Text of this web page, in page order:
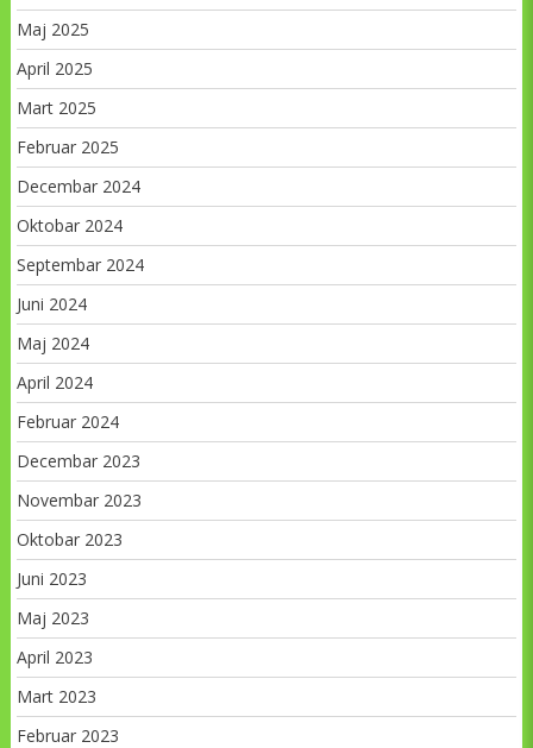
Maj 2025
April 2025
Mart 2025
Februar 2025
Decembar 2024
Oktobar 2024
Septembar 2024
Juni 2024
Maj 2024
April 2024
Februar 2024
Decembar 2023
Novembar 2023
Oktobar 2023
Juni 2023
Maj 2023
April 2023
Mart 2023
Februar 2023